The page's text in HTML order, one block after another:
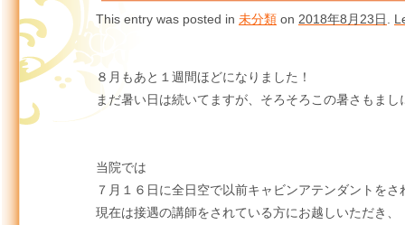
This entry was posted in 未分類 on 2018年8月23日
８月もあと１週間ほどになりました！
まだ暑い日は続いてますが、そろそろこの暑さもま
当院では
７月１６日に全日空で以前キャビンアテンダントをさ
現在は接遇の講師をされている方にお越しいただき、